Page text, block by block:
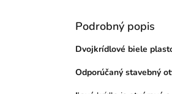
Podrobný popis
Dvojkrídlové biele
Odporúčaný stavebný